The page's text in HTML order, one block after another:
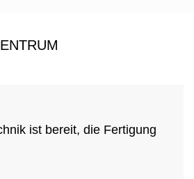
ist bereit, die Fertigung